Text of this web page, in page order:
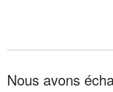
Nous avons